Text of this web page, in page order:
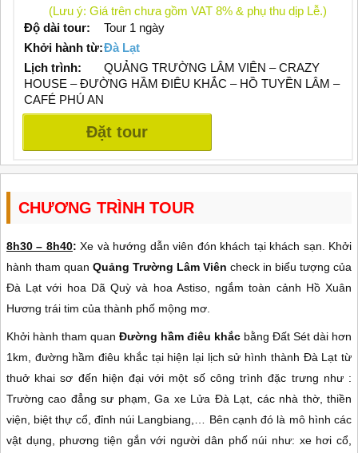
(Lưu ý: Giá trên chưa gồm VAT 8% & phụ thu dịp Lễ.)
Độ dài tour:
Tour 1 ngày
Khởi hành từ:Đà Lạt
Lịch trình:
QUẢNG TRƯỜNG LÂM VIÊN – CRAZY
HOUSE – ĐƯỜNG HẦM ĐIÊU KHẮC – HỒ TUYỀN LÂM –
CAFÉ PHÚ AN
Đặt tour
CHƯƠNG TRÌNH TOUR
8h30 – 8h40:Xe và hướng dẫn viên đón khách tại khách sạn. Khởi
hành tham quan Quảng Trường Lâm Viên check in biểu tượng của
Đà Lạt với hoa Dã Quỳ và hoa Astiso, ngắm toàn cảnh Hồ Xuân
Hương trái tim của thành phố mộng mơ.
Khởi hành tham quan Đường hầm điêu khắc bằng Đất Sét dài hơn
1km, đường hầm điêu khắc tại hiện lại lịch sử hình thành Đà Lạt từ
thuở khai sơ đến hiện đại với một số công trình đặc trưng như :
Trường cao đẳng sư phạm, Ga xe Lửa Đà Lạt, các nhà thờ, thiền
viện, biệt thự cổ, đỉnh núi Langbiang,… Bên cạnh đó là mô hình các
vật dụng, phương tiện gắn với người dân phố núi như: xe hơi cổ,